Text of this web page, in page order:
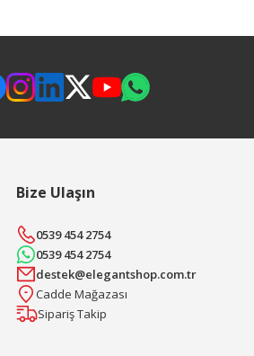
Bize Ulaşın
0539 454 2754
0539 454 2754
destek@elegantshop.com.tr
Cadde Mağazası
Sipariş Takip